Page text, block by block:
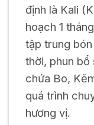
định là Kali
hoạch 1
tập trung bón
thời, phun bổ
chứa Bo,
quá trình
hương vị.